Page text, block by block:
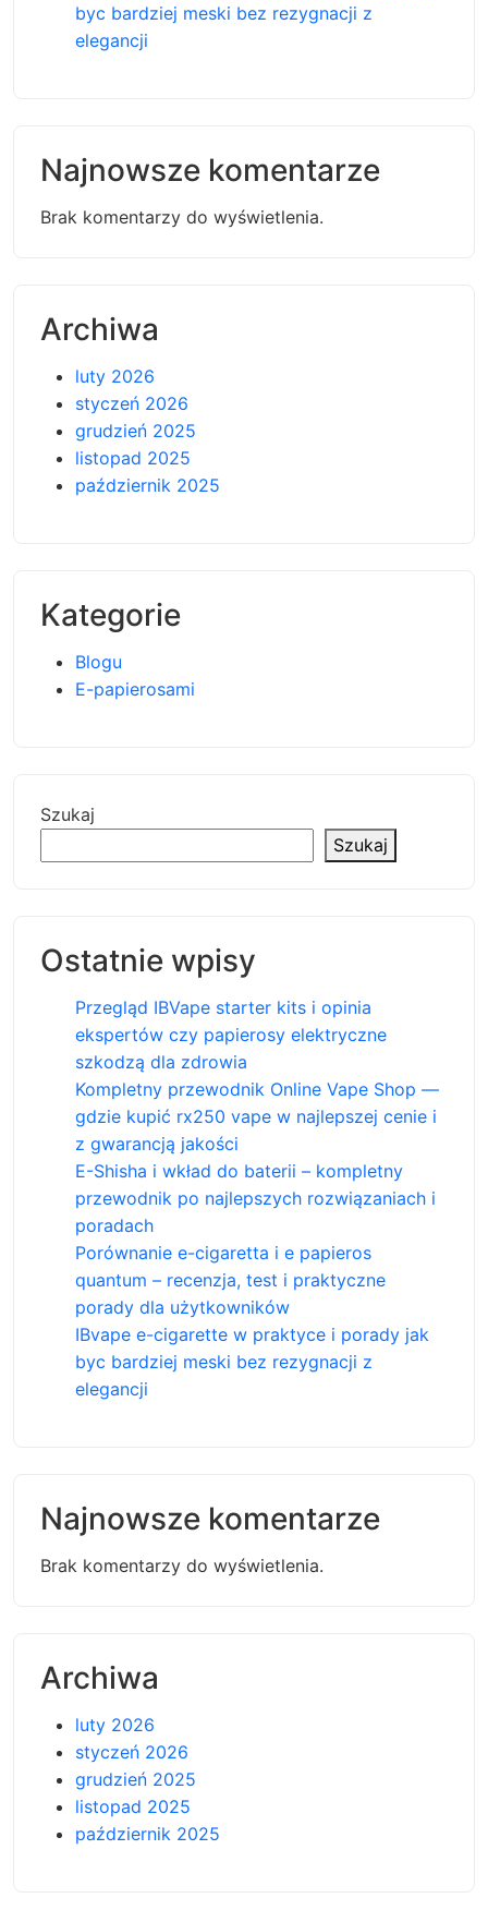
byc bardziej meski bez rezygnacji z
elegancji
Najnowsze komentarze
Brak komentarzy do wyświetlenia.
Archiwa
luty 2026
styczeń 2026
grudzień 2025
listopad 2025
październik 2025
Kategorie
Blogu
E-papierosami
Szukaj
Szukaj
Ostatnie wpisy
Przegląd IBVape starter kits i opinia
ekspertów czy papierosy elektryczne
szkodzą dla zdrowia
Kompletny przewodnik Online Vape Shop —
gdzie kupić rx250 vape w najlepszej cenie i
z gwarancją jakości
E-Shisha i wkład do baterii – kompletny
przewodnik po najlepszych rozwiązaniach i
poradach
Porównanie e-cigaretta i e papieros
quantum – recenzja, test i praktyczne
porady dla użytkowników
IBvape e-cigarette w praktyce i porady jak
byc bardziej meski bez rezygnacji z
elegancji
Najnowsze komentarze
Brak komentarzy do wyświetlenia.
Archiwa
luty 2026
styczeń 2026
grudzień 2025
listopad 2025
październik 2025